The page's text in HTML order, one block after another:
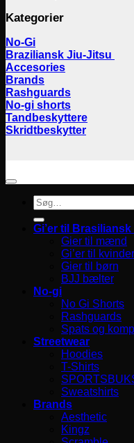
Kategorier
No-Gi
Braziliansk Jiu-Jitsu
Accesories
Brands
Rashguards
No-gi shorts
Tandbeskyttere
Skridtbeskytter
Søg
efter:
Gi’er til
Gier til mænd
Gi’er til kvinder
Gier til børn
BJJ bælter
No-gi
No Gi Shorts
Rashguards
Spats og
Streetwear
Hoodies
T-Shirts
Sweatshirts
Brands
Aesthetic
Kingz